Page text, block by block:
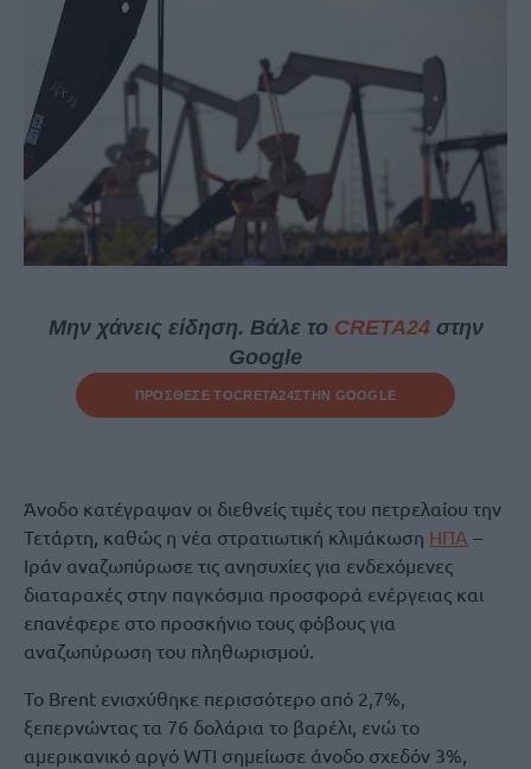
Μην χάνεις είδηση. Βάλε το CRETA24στην
Google
ΠΡΟΣΘΕΣΕ ΤΟCRETA24ΣΤΗΝ GOOGLE
Άνοδο κατέγραψαν οι διεθνείς τιμές του πετρελαίου την
Τετάρτη, καθώς η νέα στρατιωτική κλιμάκωση ΗΠΑ –
Ιράν αναζωπύρωσε τις ανησυχίες για ενδεχόμενες
διαταραχές στην παγκόσμια προσφορά ενέργειας και
επανέφερε στο προσκήνιο τους φόβους για
αναζωπύρωση του πληθωρισμού.
Το Brent ενισχύθηκε περισσότερο από 2,7%,
ξεπερνώντας τα 76 δολάρια το βαρέλι, ενώ το
αμερικανικό αργό WTI σημείωσε άνοδο σχεδόν 3%,